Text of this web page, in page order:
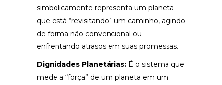
simbolicamente representa um planeta
que está “revisitando” um caminho, agindo
de forma não convencional ou
enfrentando atrasos em suas promessas.
Dignidades Planetárias: É o sistema que
mede a “força” de um planeta em um